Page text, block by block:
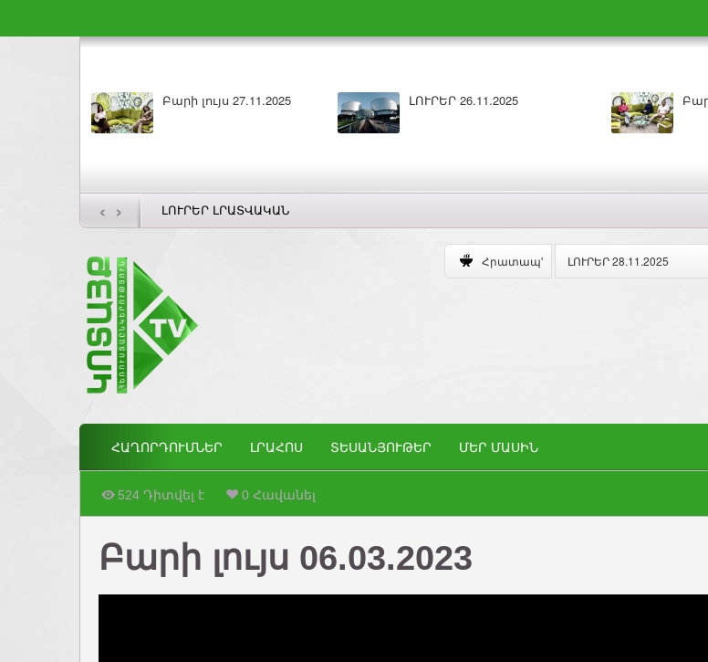
ԼՈՒՐԵՐ 26.11.2025 Բարի լույս 26.11.2025
‹ › ԼՈՒՐԵՐ ԼՐԱՏՎԱԿԱՆ
Հրատապ' ԼՈՒՐԵՐ 28.11.2025
ՀԱՂՈՐԴՈՒՄՆԵՐ ԼՐԱՀՈՍ ՏԵՍԱՆՅՈՒԹԵՐ ՄԵՐ ՄԱՍԻՆ
524 Դիտվել է 0 Հավանել
Բարի լույս 06.03.2023